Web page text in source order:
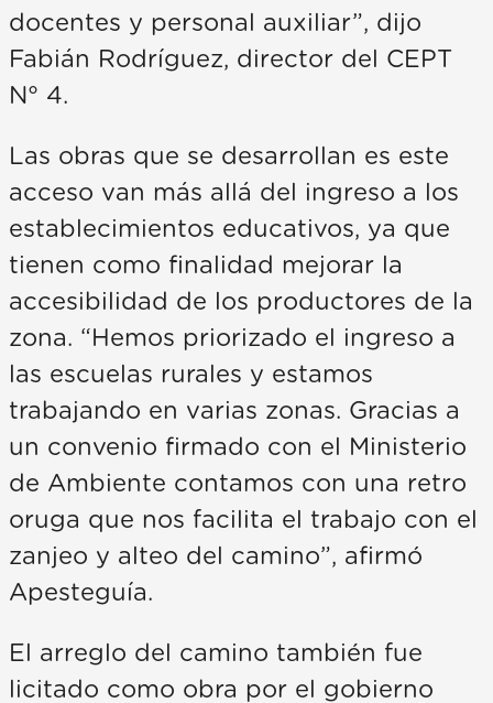
docentes y personal auxiliar”, dijo
Fabián Rodríguez, director del CEPT
N° 4.
Las obras que se desarrollan es este
acceso van más allá del ingreso a los
establecimientos educativos, ya que
tienen como finalidad mejorar la
accesibilidad de los productores de la
zona. “Hemos priorizado el ingreso a
las escuelas rurales y estamos
trabajando en varias zonas. Gracias a
un convenio firmado con el Ministerio
de Ambiente contamos con una retro
oruga que nos facilita el trabajo con el
zanjeo y alteo del camino”, afirmó
Apesteguía.
El arreglo del camino también fue
licitado como obra por el gobierno